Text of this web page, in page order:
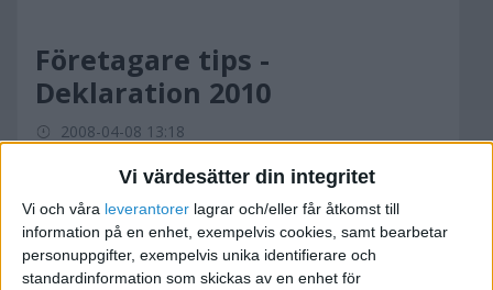
Vi värdesätter din integritet
Vi och våra leverantorer lagrar och/eller får åtkomst till
information på en enhet, exempelvis cookies, samt bearbetar
personuppgifter, exempelvis unika identifierare och
standardinformation som skickas av en enhet för
Företagare tips -
Deklaration 2010
2008-04-08 13:18
Här på skatteverkets hemsida hittar du flera bra
länkar och hjälpmedel till dindeklaration 2010
Bland annat ett bra avdragslexikon för